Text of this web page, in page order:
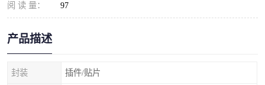
阅 读 量： 97
产品描述
封装 插件/贴片